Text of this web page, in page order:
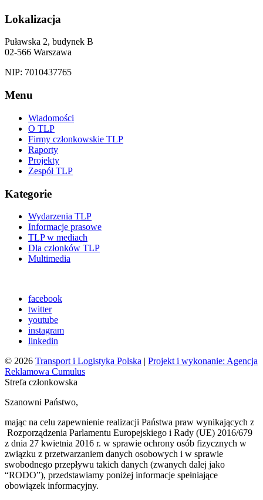
Lokalizacja
Puławska 2, budynek B
02-566 Warszawa
NIP: 7010437765
Menu
Wiadomości
O TLP
Firmy członkowskie TLP
Raporty
Projekty
Zespół TLP
Kategorie
Wydarzenia TLP
Informacje prasowe
TLP w mediach
Dla członków TLP
Multimedia
facebook
twitter
youtube
instagram
linkedin
© 2026 Transport i Logistyka Polska | Projekt i wykonanie: Agencja
Reklamowa Cumulus
Strefa członkowska
Szanowni Państwo,
mając na celu zapewnienie realizacji Państwa praw wynikających z
Rozporządzenia Parlamentu Europejskiego i Rady (UE) 2016/679
z dnia 27 kwietnia 2016 r. w sprawie ochrony osób fizycznych w
związku z przetwarzaniem danych osobowych i w sprawie
swobodnego przepływu takich danych (zwanych dalej jako
“RODO”), przedstawiamy poniżej informacje spełniające
obowiązek informacyjny.